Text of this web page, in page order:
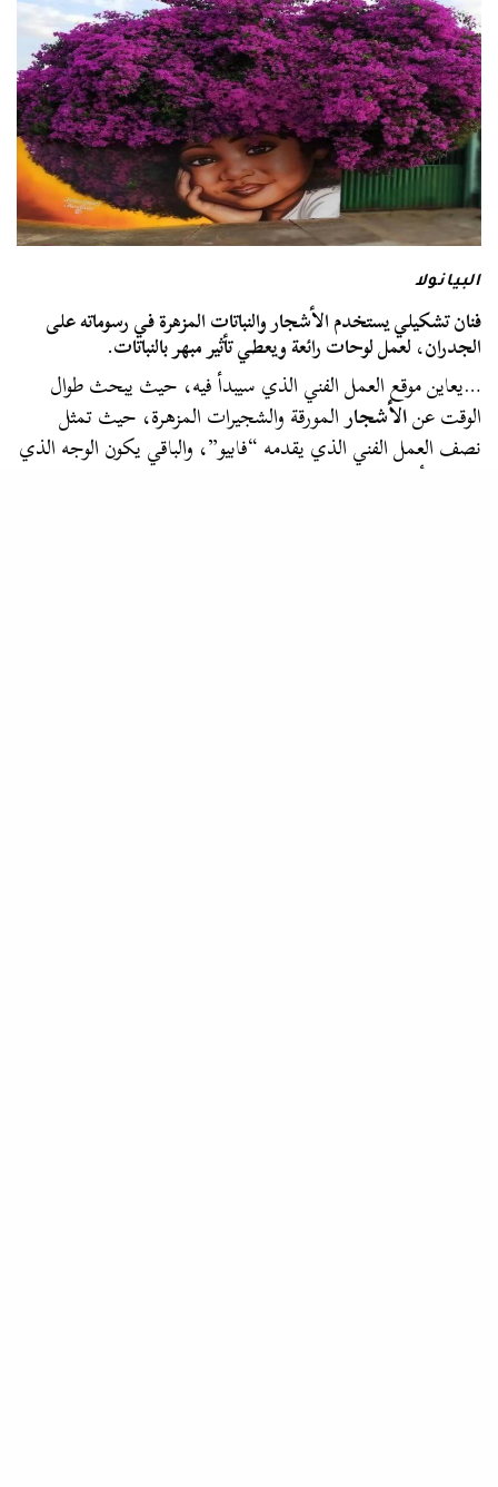
البيانولا
فنان تشكيلي يستخدم الأشجار والنباتات المزهرة في رسوماته على
الجدران، لعمل لوحات رائعة ويعطي تأثير مبهر بالنباتات.
…يعاين موقع العمل الفني الذي سيبدأ فيه، حيث يبحث طوال
الوقت عنالأشجارالمورقة والشجيرات المزهرة، حيث تمثل
نصف العمل الفني الذي يقدمه “فابيو”، والباقي يكون الوجه الذي
يرسمه وأجزاء…